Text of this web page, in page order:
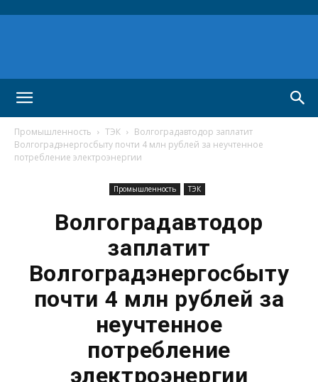
Промышленность ТЭК
Волгоградавтодор заплатит
Волгоградэнергосбыту почти 4 млн рублей за неучтенное
потребление электроэнергии
Промышленность ТЭК
Волгоградавтодор
заплатит
Волгоградэнергосбыту
почти 4 млн рублей за
неучтенное
потребление
электроэнергии